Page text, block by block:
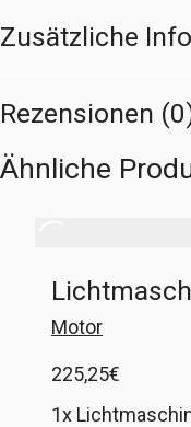
Zylinder
Zusätzliche
Rezensionen
Ähnliche
Motor
225,25€
1x